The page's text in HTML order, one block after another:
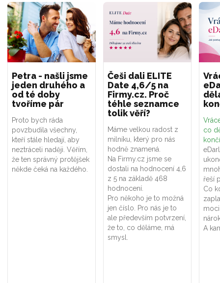
Petra - našli jsme
jeden druhého a
od té doby
tvoříme pár
Proto bych ráda
povzbudila všechny,
kteří stále hledají, aby
neztráceli naději. Věřím,
že ten správný protějšek
někde čeká na každého.
Češi dali ELITE
Date 4,6/5 na
Firmy.cz. Proč
téhle seznamce
tolik věří?
Máme velkou radost z
milníku, který pro nás
hodně znamená.
Na Firmy.cz jsme se
dostali na hodnocení 4,6
z 5 na základě 468
hodnocení.
Pro někoho je to možná
jen číslo. Pro nás je to
ale především potvrzení,
že to, co děláme, má
smysl.
co
řeší
Co
A